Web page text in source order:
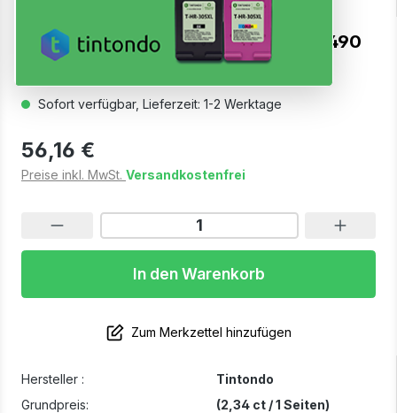
Hersteller :
Tintondo
Grundpreis:
(2,34 ct / 1 Seiten)
Toner kompatibel für Kyocera TK-5490
Gelb
Sofort verfügbar, Lieferzeit: 1-2 Werktage
56,16 €
Preise inkl. MwSt. Versandkostenfrei
In den Warenkorb
Zum Merkzettel hinzufügen